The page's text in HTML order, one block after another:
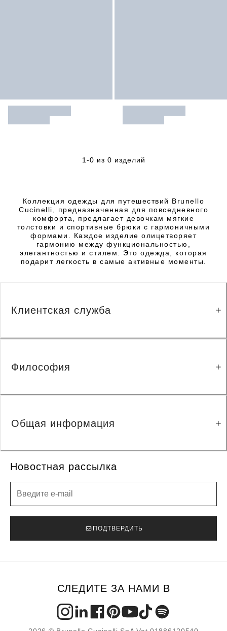
1-0 из 0 изделий
Коллекция одежды для путешествий Brunello
Cucinelli, предназначенная для повседневного
комфорта, предлагает девочкам мягкие
толстовки и спортивные брюки с гармоничными
формами. Каждое изделие олицетворяет
гармонию между функциональностью,
элегантностью и стилем. Это одежда, которая
подарит легкость в самые активные моменты.
Новостная рассылка
ПОДТВЕРДИТЬ
Клиентская служба
Философия
Общая информация
СЛЕДИТЕ ЗА НАМИ В